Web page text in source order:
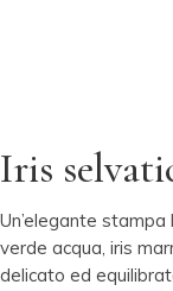
Iris
Un’elegante
verde acqua, iris
delicato ed